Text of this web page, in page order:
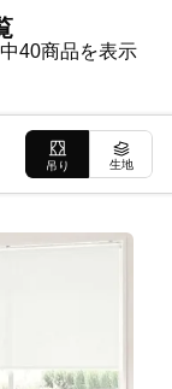
40商品を表示
吊り 生地